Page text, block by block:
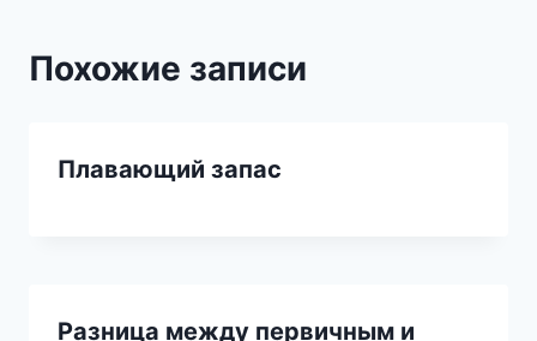
Похожие записи
Плавающий запас
Разница между первичным и